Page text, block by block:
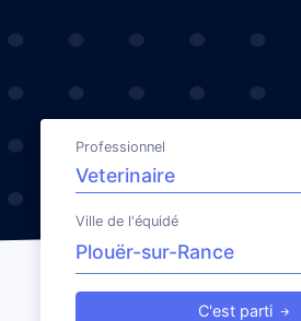
Professionnel
Ville de l'équidé
C'est parti